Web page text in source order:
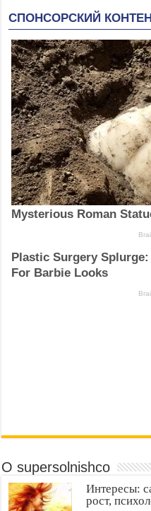
О supersolnishco
Интересы:
рост,